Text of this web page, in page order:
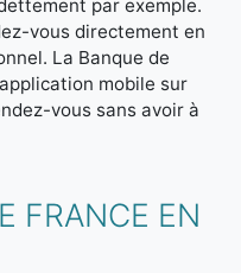
par exemple.
vous directement en
La Banque de
mobile sur
vous sans avoir à
FRANCE EN